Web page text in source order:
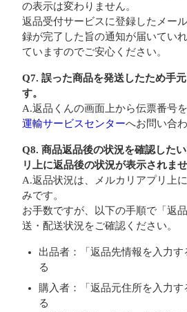
の表示は変わりません。
返品受付サービスに登録したメー
録が完了した旨の通知が届いてい
ていますのでご安心ください。
Q7. 誤った商品を発送したため手
す。
A.返品くんの画面上から伝票番号を
運輸サービスセンターへお問い合
Q8. 商品返品後の状況を確認した
リ上に返品後の状況が表示されませ
A.返品状況は、メルカリアプリ上
みです。
お手数ですが、以下の手順で「返
送・配送状況をご確認ください。
出品者：「返品先情報を入力
る
購入者：「返品元住所を入力
る